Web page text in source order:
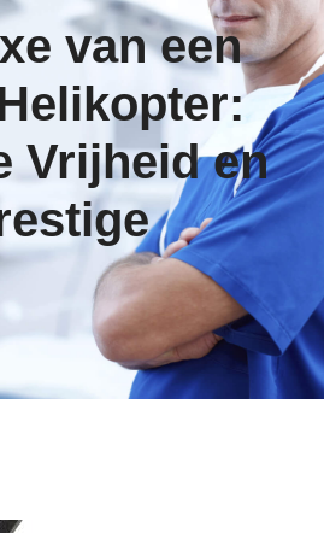
van een
Vrijheid en